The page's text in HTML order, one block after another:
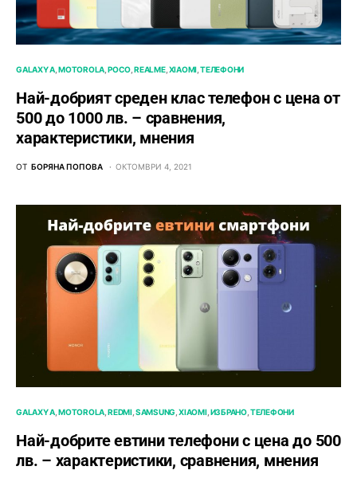
GALAXY A MOTOROLA POCO REALME XIAOMI ТЕЛЕФОНИ
Най-добрият среден клас телефон с цена от
500 до 1000 лв. – сравнения,
характеристики, мнения
ОТ БОРЯНА ПОПОВА ОКТОМВРИ 4, 2021
GALAXY A MOTOROLA REDMI SAMSUNG XIAOMI ИЗБРАНО ТЕЛЕФОНИ
Най-добрите евтини телефони с ценa до 500
лв. – характeристики, сравнения, мнения